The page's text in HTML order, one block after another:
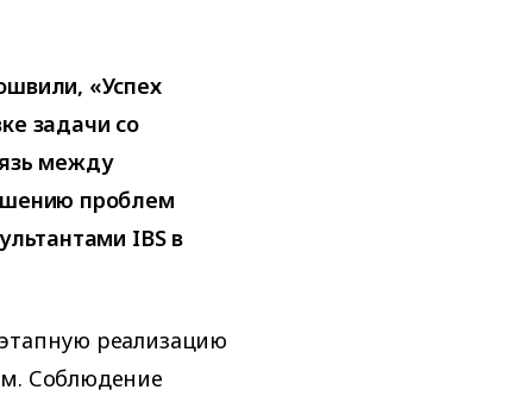
«Успех
задачи со
между
проблем
IBS в
реализацию
Соблюдение